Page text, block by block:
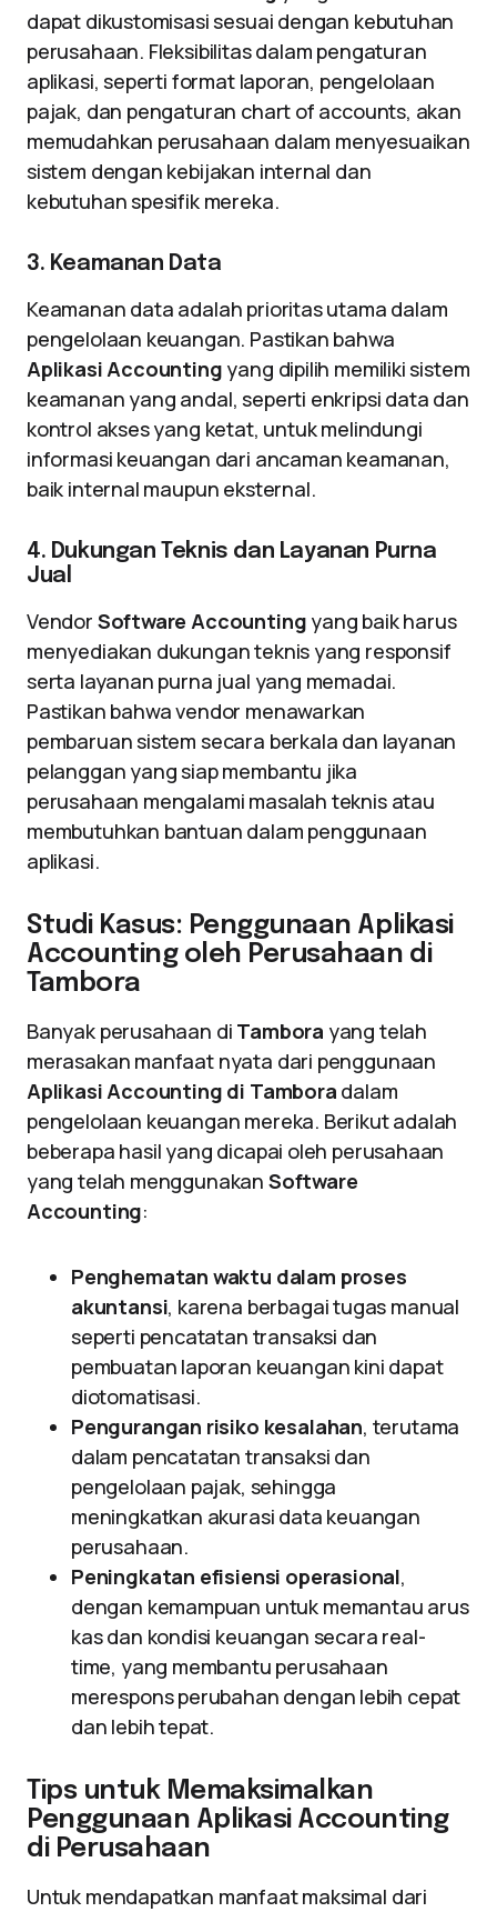
dapat dikustomisasi sesuai dengan kebutuhan
perusahaan. Fleksibilitas dalam pengaturan
aplikasi, seperti format laporan, pengelolaan
pajak, dan pengaturan chart of accounts, akan
memudahkan perusahaan dalam menyesuaikan
sistem dengan kebijakan internal dan
kebutuhan spesifik mereka.
3. Keamanan Data
Keamanan data adalah prioritas utama dalam
pengelolaan keuangan. Pastikan bahwa
Aplikasi Accounting yang dipilih memiliki sistem
keamanan yang andal, seperti enkripsi data dan
kontrol akses yang ketat, untuk melindungi
informasi keuangan dari ancaman keamanan,
baik internal maupun eksternal.
4. Dukungan Teknis dan Layanan Purna
Jual
Vendor Software Accounting yang baik harus
menyediakan dukungan teknis yang responsif
serta layanan purna jual yang memadai.
Pastikan bahwa vendor menawarkan
pembaruan sistem secara berkala dan layanan
pelanggan yang siap membantu jika
perusahaan mengalami masalah teknis atau
membutuhkan bantuan dalam penggunaan
aplikasi.
Studi Kasus: Penggunaan Aplikasi
Accounting oleh Perusahaan di
Tambora
Banyak perusahaan di Tambora yang telah
merasakan manfaat nyata dari penggunaan
Aplikasi Accounting di Tambora dalam
pengelolaan keuangan mereka. Berikut adalah
beberapa hasil yang dicapai oleh perusahaan
yang telah menggunakan Software
Accounting:
Penghematan waktu dalam proses
akuntansi, karena berbagai tugas manual
seperti pencatatan transaksi dan
pembuatan laporan keuangan kini dapat
diotomatisasi.
Pengurangan risiko kesalahan, terutama
dalam pencatatan transaksi dan
pengelolaan pajak, sehingga
meningkatkan akurasi data keuangan
perusahaan.
Peningkatan efisiensi operasional,
dengan kemampuan untuk memantau arus
kas dan kondisi keuangan secara real-
time, yang membantu perusahaan
merespons perubahan dengan lebih cepat
dan lebih tepat.
Tips untuk Memaksimalkan
Penggunaan Aplikasi Accounting
di Perusahaan
Untuk mendapatkan manfaat maksimal dari